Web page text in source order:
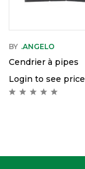
BY .ANGELO
Cendrier à pipes
Login to see price